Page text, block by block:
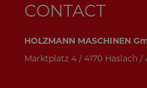
CONTACT
HOLZMANN MASCHINEN
Marktplatz 4 / 4170 Haslach /